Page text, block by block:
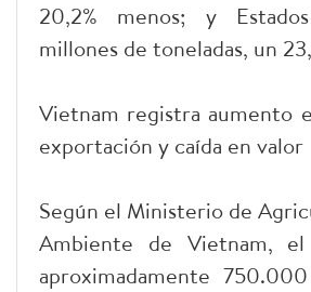
20,2% menos; y
millones de toneladas, un
Vietnam registra aumento
exportación y caída en valor
Según el Ministerio de
Ambiente de Vietnam,
aproximadamente